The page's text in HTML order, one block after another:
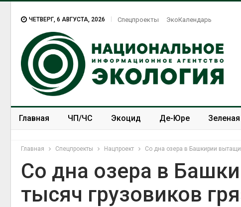
ЧЕТВЕРГ, 6 АВГУСТА, 2026 Спецпроекты ЭкоКалендарь
Главная ЧП/ЧС Экоцид Де-Юре
Главная Спецпроекты Нацпроект Со дна озера в Башкирии
Со дна озера в
тысяч грузовиков